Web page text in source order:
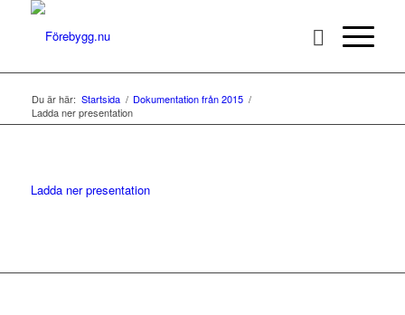
Du är här: Startsida / Dokumentation från 2015 /
Ladda ner presentation
Ladda ner presentation